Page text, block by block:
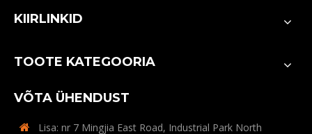
KIIRLINKID
TOOTE KATEGOORIA
VÕTA ÜHENDUST
 Lisa: nr 7 Mingjia East Road, Industrial Park North